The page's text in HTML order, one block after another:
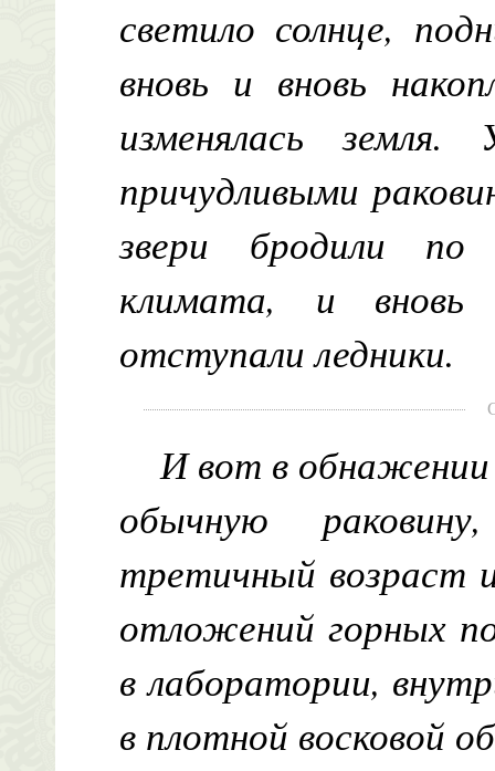
светило солнце,
вновь и вновь
изменялась
причудливыми
звери бродили по
климата, и вновь
отступали ледники.
И вот в
обычную
третичный возраст
отложений горных
в лаборатории,
в плотной восковой